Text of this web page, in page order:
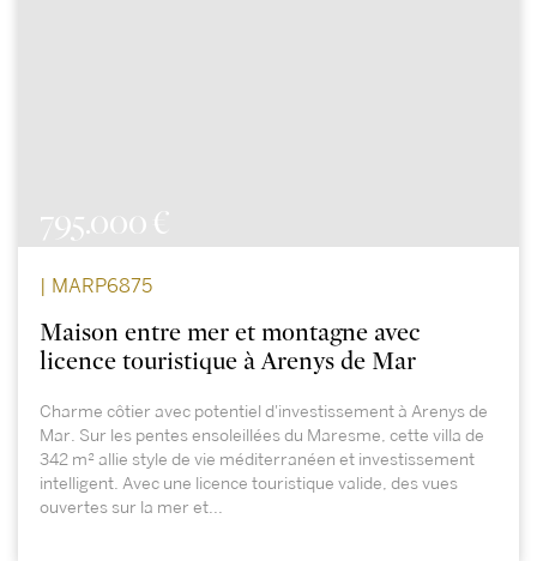
795.000 €
| MARP6875
Maison entre mer et montagne avec
licence touristique à Arenys de Mar
Charme côtier avec potentiel d'investissement à Arenys de
Mar. Sur les pentes ensoleillées du Maresme, cette villa de
342 m² allie style de vie méditerranéen et investissement
intelligent. Avec une licence touristique valide, des vues
ouvertes sur la mer et...